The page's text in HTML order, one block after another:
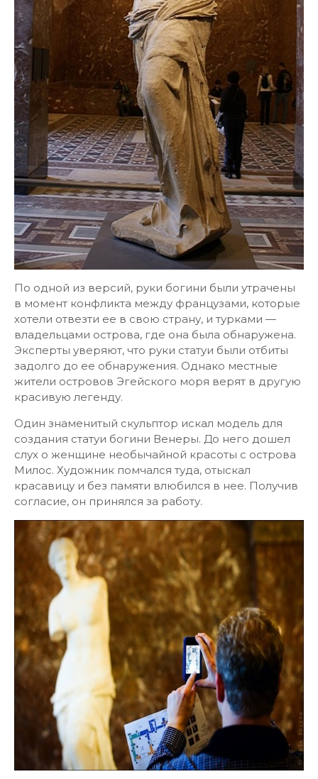
По одной из версий, руки богини были утрачены
в момент конфликта между французами, которые
хотели отвезти ее в свою страну, и турками —
владельцами острова, где она была обнаружена.
Эксперты уверяют, что руки статуи были отбиты
задолго до ее обнаружения. Однако местные
жители островов Эгейского моря верят в другую
красивую легенду.
Один знаменитый скульптор искал модель для
создания статуи богини Венеры. До него дошел
слух о женщине необычайной красоты с острова
Милос. Художник помчался туда, отыскал
красавицу и без памяти влюбился в нее. Получив
согласие, он принялся за работу.